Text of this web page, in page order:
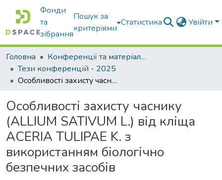
Фонди
та
зібрання
Пошук за
критеріями
Статистика Увійти
Головна
Конференції та матеріали конференцій
Тези конференцій - 2025
Особливості захисту часнику (ALLIUM SATIVUM L.) від кліща ACERIA TULIPAE K. з використанням біологічно безпечних засобів
Особливості захисту часнику
(ALLIUM SATIVUM L.) від кліща
ACERIA TULIPAE K. з
використанням біологічно
безпечних засобів